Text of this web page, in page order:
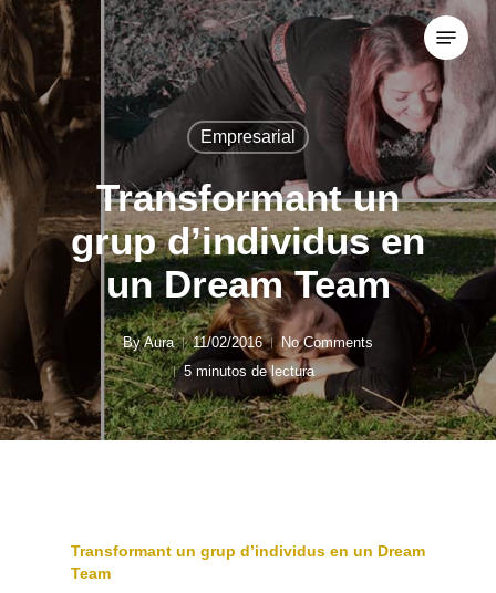
Skip
main
content
Menu
Empresarial
Transformant un
grup d’individus en
un Dream Team
By Aura 11/02/2016
No Comments
5 minutos de lectura
Transformant un grup d’individus en un Dream
Team
Close
Menu